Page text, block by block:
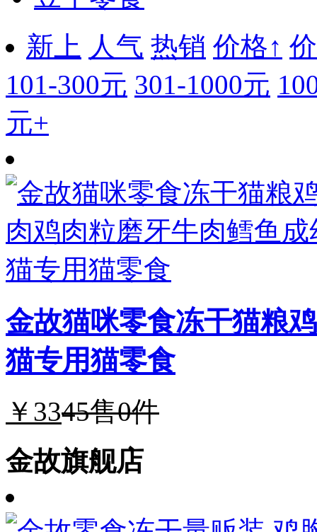
新上 人气 热销 价格↑
101-300元 301-1000元
元+
金故猫咪零食冻干猫粮
猫专用猫零食
￥3345售0件
金故旗舰店